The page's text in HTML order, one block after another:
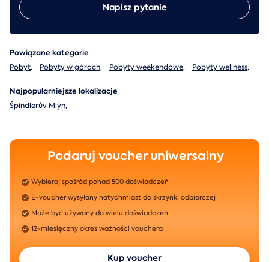
Napisz pytanie
Powiązane kategorie
Pobyt, Pobyty w górach, Pobyty weekendowe, Pobyty wellness,
Najpopularniejsze lokalizacje
Špindlerův Mlýn,
Podaruj voucher uniwersalny
Wybieraj spośród ponad 500 doświadczeń
E-voucher wysyłany natychmiast do skrzynki odbiorczej
Może być używany do wielu doświadczeń
12-miesięczny okres ważności vouchera
Kup voucher